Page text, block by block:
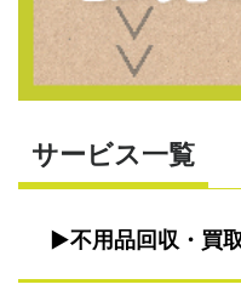
サービス一覧
不用品回収・買